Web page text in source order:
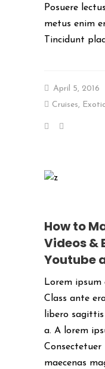
Posuere
metus enim
Tincidunt
April 5, 2016
Cruises, Exotic
How to
Videos &
Youtube
Lorem
Class ante
libero
a. A lorem
maecenas